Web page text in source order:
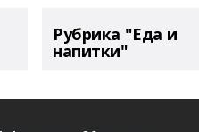
Рубрика "Еда и
напитки"